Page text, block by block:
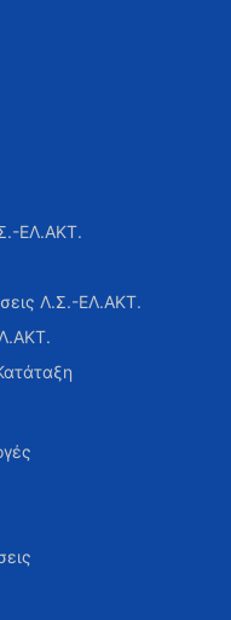
ΕΛ.ΑΚΤ.
Λ.Σ.-ΕΛ.ΑΚΤ.